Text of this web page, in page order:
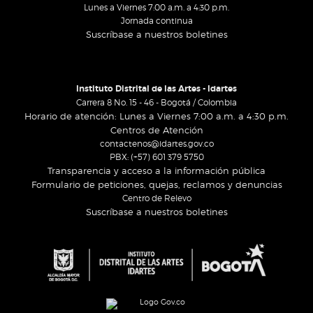
Lunes a Viernes 7:00 a.m. a 4:30 p.m.
Jornada continua
Suscríbase a nuestros boletines
Instituto Distrital de las Artes - Idartes
Carrera 8 No. 15 - 46 - Bogotá / Colombia
Horario de atención: Lunes a Viernes 7:00 a.m. a 4:30 p.m.
Centros de Atención
contactenos@idartes.gov.co
PBX: (+57) 601 379 5750
Transparencia y acceso a la información pública
Formulario de peticiones, quejas, reclamos y denuncias
Centro de Relevo
Suscríbase a nuestros boletines